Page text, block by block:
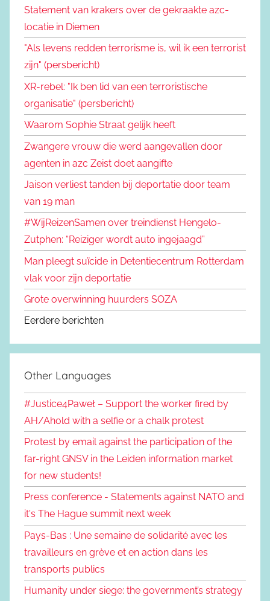
Statement van krakers over de gekraakte azc-
locatie in Diemen
"Als levens redden terrorisme is, wil ik een terrorist
zijn" (persbericht)
XR-rebel: "Ik ben lid van een terroristische
organisatie" (persbericht)
Waarom Sophie Straat gelijk heeft
Zwangere vrouw die werd aangevallen door
agenten in azc Zeist doet aangifte
Jaison verliest tanden bij deportatie door team
van 19 man
#WijReizenSamen over treindienst Hengelo-
Zutphen: “Reiziger wordt auto ingejaagd”
Man pleegt suïcide in Detentiecentrum Rotterdam
vlak voor zijn deportatie
Grote overwinning huurders SOZA
Eerdere berichten
Other Languages
#Justice4Paweł – Support the worker fired by
AH/Ahold with a selfie or a chalk protest
Protest by email against the participation of the
far-right GNSV in the Leiden information market
for new students!
Press conference - Statements against NATO and
it's The Hague summit next week
Pays-Bas : Une semaine de solidarité avec les
travailleurs en grève et en action dans les
transports publics
Humanity under siege: the government’s strategy